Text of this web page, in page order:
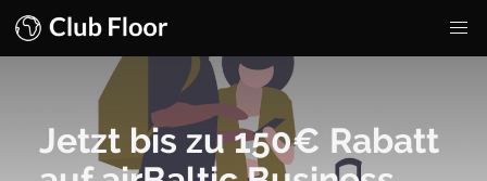
Jetzt bis zu 150€ Rabatt